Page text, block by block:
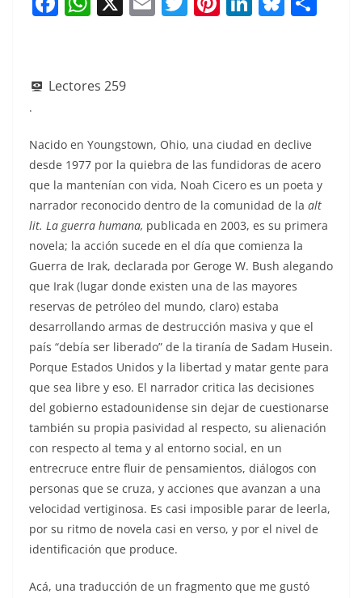
e
o
o
k
s
p
p
n
Lectores 259
.
Nacido en Youngstown, Ohio, una ciudad en declive
desde 1977 por la quiebra de las fundidoras de acero
que la mantenían con vida, Noah Cicero es un poeta y
narrador reconocido dentro de la comunidad de la alt
lit. La guerra humana, publicada en 2003, es su primera
novela; la acción sucede en el día que comienza la
Guerra de Irak, declarada por Geroge W. Bush alegando
que Irak (lugar donde existen una de las mayores
reservas de petróleo del mundo, claro) estaba
desarrollando armas de destrucción masiva y que el
país “debía ser liberado” de la tiranía de Sadam Husein.
Porque Estados Unidos y la libertad y matar gente para
que sea libre y eso. El narrador critica las decisiones
del gobierno estadounidense sin dejar de cuestionarse
también su propia pasividad al respecto, su alienación
con respecto al tema y al entorno social, en un
entrecruce entre fluir de pensamientos, diálogos con
personas que se cruza, y acciones que avanzan a una
velocidad vertiginosa. Es casi imposible parar de leerla,
por su ritmo de novela casi en verso, y por el nivel de
identificación que produce.
Acá, una traducción de un fragmento que me gustó